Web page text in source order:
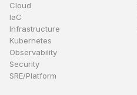
Cloud
IaC
Infrastructure
Kubernetes
Observability
Security
SRE/Platform